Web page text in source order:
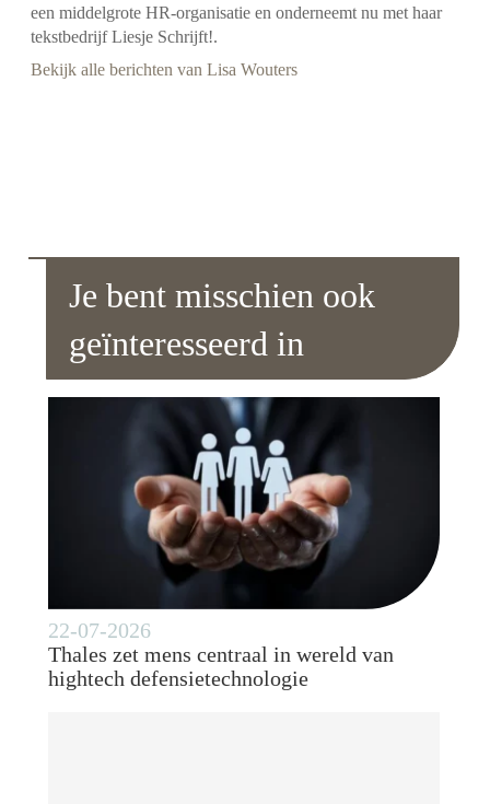
een middelgrote HR-organisatie en onderneemt nu met haar
tekstbedrijf Liesje Schrijft!.
Bekijk alle berichten van Lisa Wouters
Je bent misschien ook
geïnteresseerd in
22-07-2026
Thales zet mens centraal in wereld van
hightech defensietechnologie